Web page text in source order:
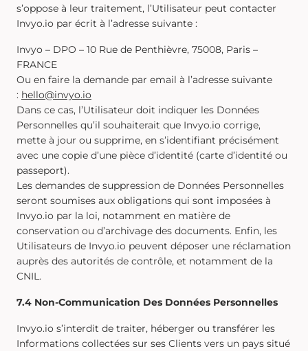
s’oppose à leur traitement, l’Utilisateur peut contacter
Invyo.io par écrit à l’adresse suivante :
Invyo – DPO – 10 Rue de Penthièvre, 75008, Paris –
FRANCE
Ou en faire la demande par email à l’adresse suivante
: hello@invyo.io
Dans ce cas, l’Utilisateur doit indiquer les Données
Personnelles qu’il souhaiterait que Invyo.io corrige,
mette à jour ou supprime, en s’identifiant précisément
avec une copie d’une pièce d’identité (carte d’identité ou
passeport).
Les demandes de suppression de Données Personnelles
seront soumises aux obligations qui sont imposées à
Invyo.io par la loi, notamment en matière de
conservation ou d’archivage des documents. Enfin, les
Utilisateurs de Invyo.io peuvent déposer une réclamation
auprès des autorités de contrôle, et notamment de la
CNIL.
7.4 Non-Communication Des Données Personnelles
Invyo.io s’interdit de traiter, héberger ou transférer les
Informations collectées sur ses Clients vers un pays situé